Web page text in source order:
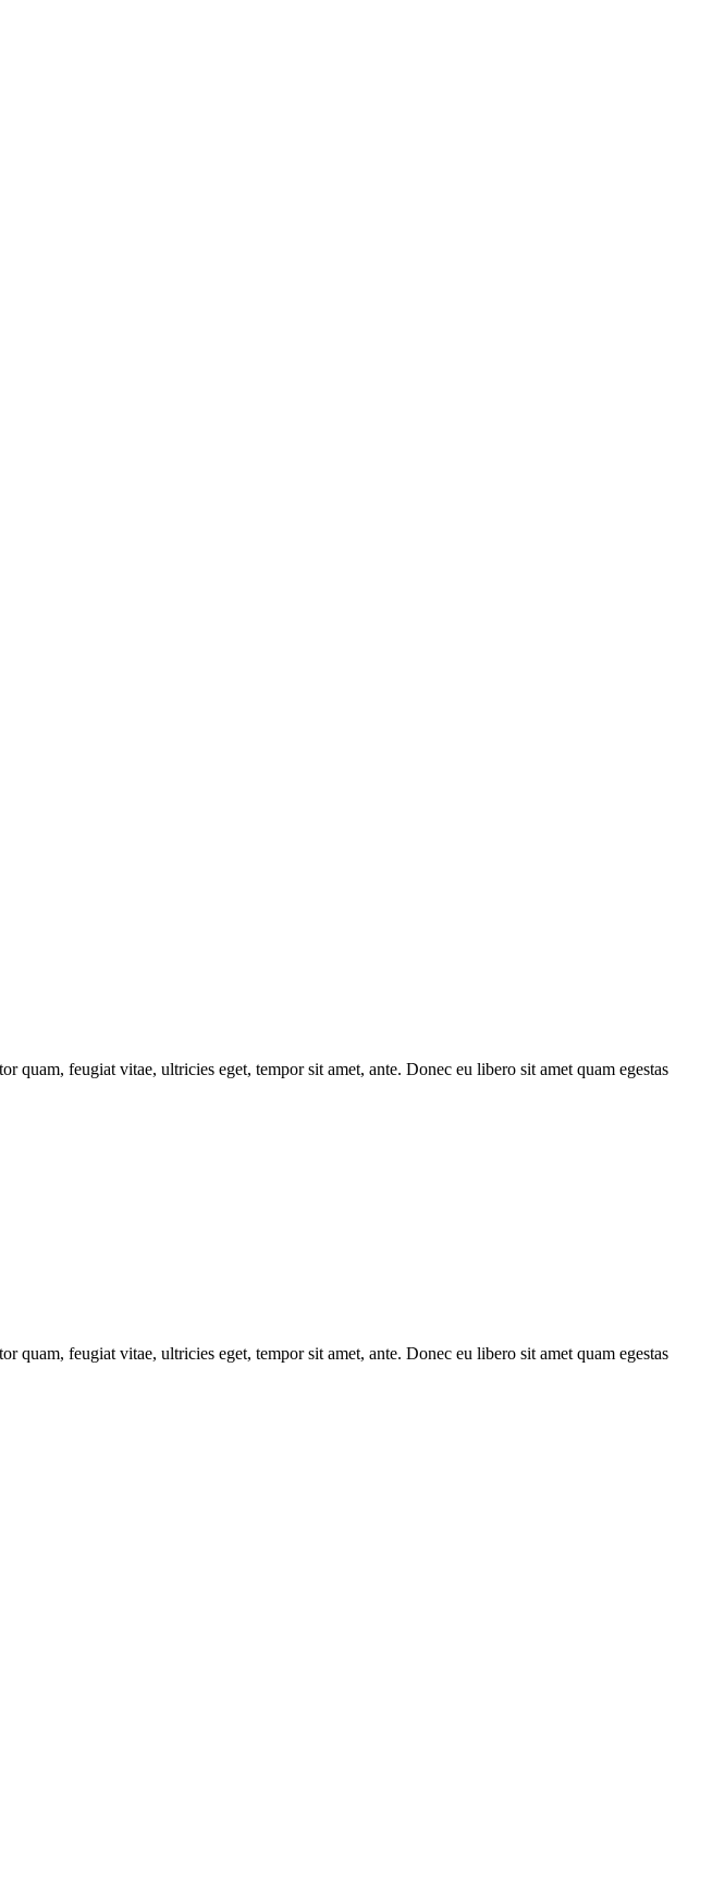
quam, feugiat vitae, ultricies eget, tempor sit amet, ante. Donec eu libero sit amet quam egestas
quam, feugiat vitae, ultricies eget, tempor sit amet, ante. Donec eu libero sit amet quam egestas